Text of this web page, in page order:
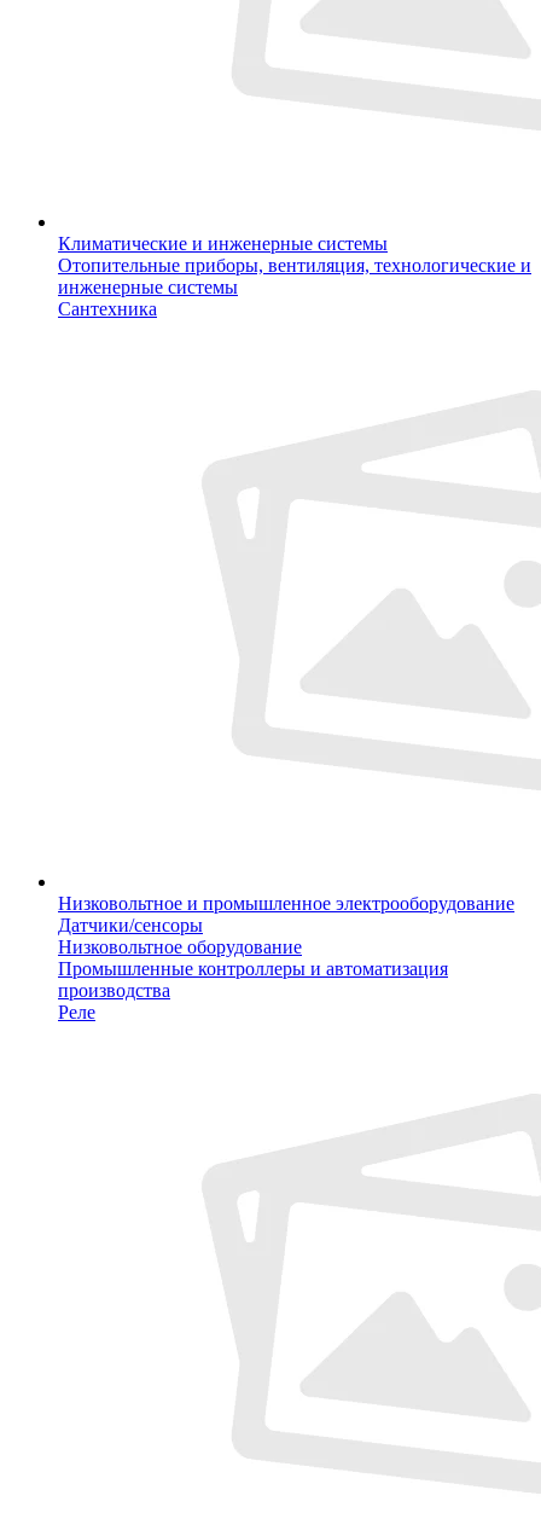
Климатические и инженерные системы
Отопительные приборы, вентиляция, технологические и
инженерные системы
Сантехника
Низковольтное и промышленное электрооборудование
Датчики/сенсоры
Низковольтное оборудование
Промышленные контроллеры и автоматизация
производства
Реле